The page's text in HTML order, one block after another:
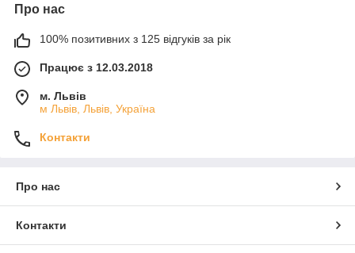
Про нас
100% позитивних з 125 відгуків за рік
Працює з 12.03.2018
м. Львів
м Львів, Львів, Україна
Контакти
Про нас
Контакти